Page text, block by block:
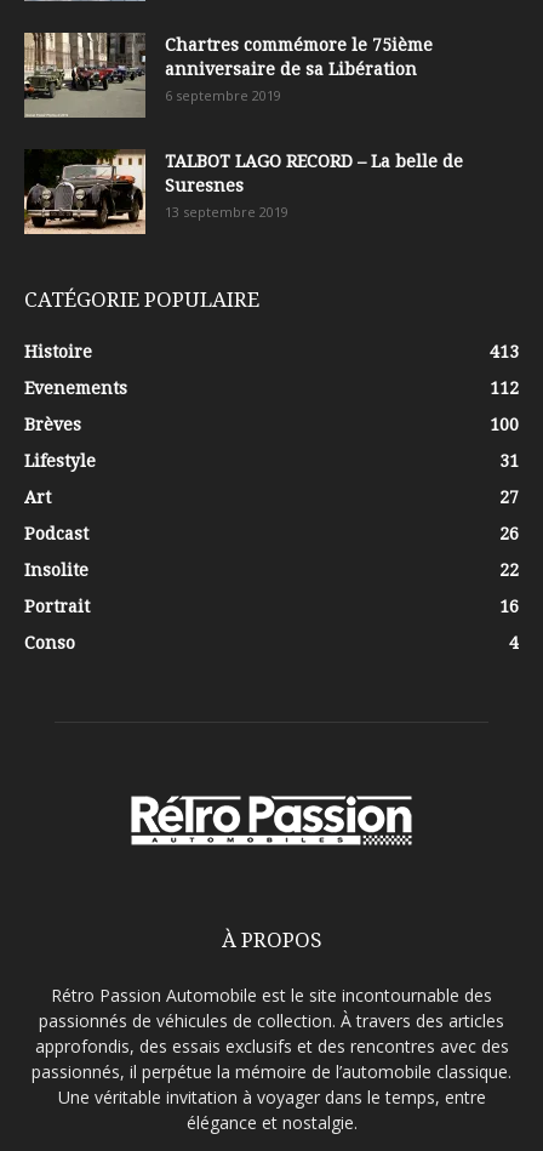
Chartres commémore le 75ième
anniversaire de sa Libération
6 septembre 2019
TALBOT LAGO RECORD – La belle de
Suresnes
13 septembre 2019
CATÉGORIE POPULAIRE
Histoire
413
Evenements
112
Brèves
100
Lifestyle
31
Art
27
Podcast
26
Insolite
22
Portrait
16
Conso
4
À PROPOS
Rétro Passion Automobile est le site incontournable des
passionnés de véhicules de collection. À travers des articles
approfondis, des essais exclusifs et des rencontres avec des
passionnés, il perpétue la mémoire de l’automobile classique.
Une véritable invitation à voyager dans le temps, entre
élégance et nostalgie.